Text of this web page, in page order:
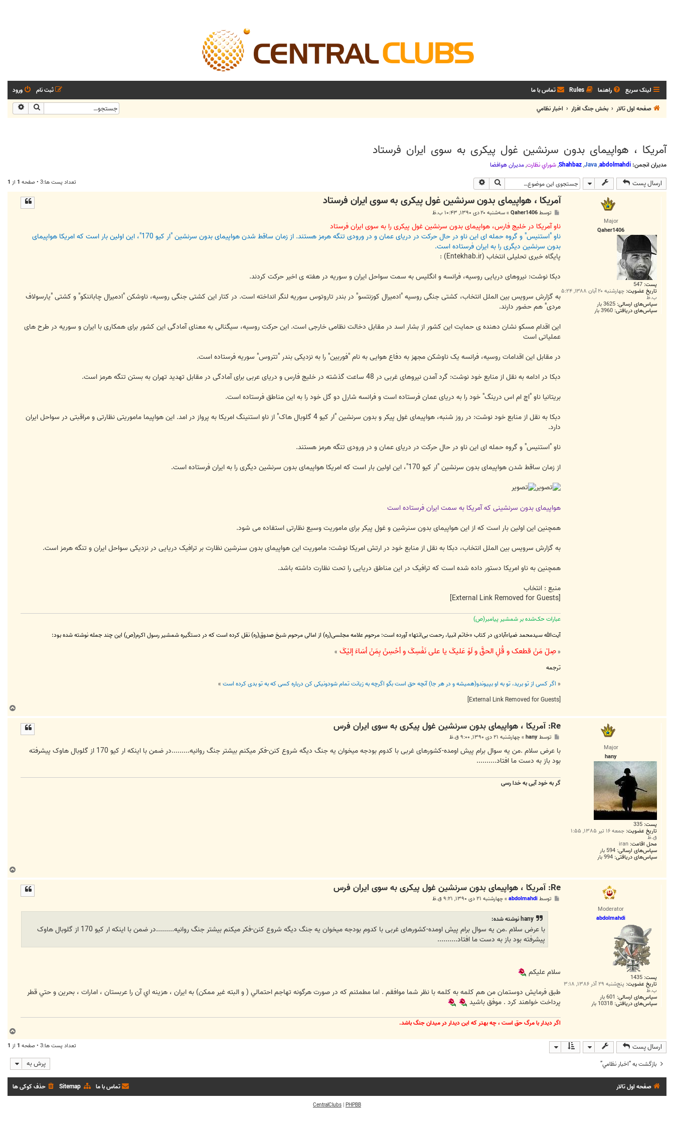
لینک سریع راهنما Rules تماس با ما ورود
ثبت نام
صفحه اول تالار
بخش جنگ افزار اخبار نظامي جستجو
آمریکا ، هواپیمای بدون سرنشین غول پیکری به سوی ایران فرستاد
مدیران انجمن: abdolmahdi
,
Java
,
Shahbaz
,شوراي نظارت,مديران هوافضا
ارسال پست جستجو تعداد پست ها:3 • صفحه 1 از 1
Major
Qaher1406
پست: 547
تاریخ عضویت: چهارشنبه ۲۰ آبان ۱۳۸۸, ۵:۲۴
ب.ظ
سپاس‌های ارسالی: 3625 بار
سپاس‌های دریافتی: 3960 بار
آمریکا ، هواپیمای بدون سرنشین غول پیکری به سوی ایران فرستاد
ت
توسطQaher1406
»سه‌شنبه ۲۰ دی ۱۳۹۰, ۱۰:۴۳ ب.ظ
ناو آمریکا در خلیج فارس، هواپیمای بدون سرنشین غول پیکری را به سوی ایران فرستاد
ناو "استنیس" و گروه حمله ای این ناو در حال حرکت در دریای عمان و در ورودی تنگه هرمز هستند. از زمان ساقط شدن هواپیمای بدون سرنشین "ار کیو 170"، این اولین بار است که امریکا هواپیمای
بدون سرنشین دیگری را به ایران فرستاده است.
پایگاه خبری تحلیلی انتخاب (Entekhab.ir) :
دبکا نوشت: نیروهای دریایی روسیه، فرانسه و انگلیس به سمت سواحل ایران و سوریه در هفته ی اخیر حرکت کردند.
به گزارش سرویس بین الملل انتخاب، کشتی جنگی روسیه "ادمیرال کوزنتسو" در بندر تاروتوس سوریه لنگر انداخته است. در کتار این کشتی جنگی روسیه، ناوشکن "ادمیرال چاباننکو" و کشتی "یارسولاف
مردی" هم حضور دارند.
این اقدام مسکو نشان دهنده ی حمایت این کشور از بشار اسد در مقابل دخالت نظامی خارجی است. این حرکت روسیه، سیگنالی به معنای آمادگی این کشور برای همکاری با ایران و سوریه در طرح های
عملیاتی است
در مقابل این اقدامات روسیه، فرانسه یک ناوشکن مجهز به دفاع هوایی به نام "فوربین" را به نزدیکی بندر "تتروس" سوریه فرستاده است.
دبکا در ادامه به نقل از منابع خود نوشت: گرد آمدن نیروهای غربی در 48 ساعت گذشته در خلیج فارس و دریای عربی برای آمادگی در مقابل تهدید تهران به بستن تنگه هرمز است.
بریتانیا ناو "اچ ام اس درینگ" خود را به دریای عمان فرستاده است و فرانسه شارل دو گل خود را به این مناطق فرستاده است.
دبکا به نقل از منابع خود نوشت: در روز شنبه، هواپیمای غول پیکر و بدون سرنشین "ار کیو 4 گلوبال هاک" از ناو استنینگ امریکا به پرواز در امد. این هواپیما ماموریتی نظارتی و مراقبتی در سواحل ایران
دارد.
ناو "استنیس" و گروه حمله ای این ناو در حال حرکت در دریای عمان و در ورودی تنگه هرمز هستند.
از زمان ساقط شدن هواپیمای بدون سرنشین "ار کیو 170"، این اولین بار است که امریکا هواپیمای بدون سرنشین دیگری را به ایران فرستاده است.
هواپیمای بدون سرنشینی که آمریکا به سمت ایران فرستاده است
همچنین این اولین بار است که از این هواپیمای بدون سنرشین و غول پیکر برای ماموریت وسیع نظارتی استفاده می شود.
به گزارش سرویس بین الملل انتخاب، دبکا به نقل از منابع خود در ارتش امریکا نوشت: ماموریت این هواپیمای بدون سنرشین نظارت بر ترافیک دریایی در نزدیکی سواحل ایران و تنگه هرمز است.
همچنین به ناو امریکا دستور داده شده است که ترافیک در این مناطق دریایی را تحت نظارت داشته باشد.
منبع : انتخاب
[External Link Removed for Guests]
عبارات حک‌شده بر شمشیر پیامبر(ص)
آیت‌الله سیدمحمد ضیاءآبادی در کتاب «خاتم انبیا، رحمت بی‌انتها» آورده است: مرحوم علامه مجلسی(ره) از امالی مرحوم شیخ صدوق(ره) نقل کرده است که در دستگیره شمشیر رسول اکرم(ص) این چند جمله نوشته شده بود:
« صِلْ مَنْ قطعک و قُلِ الحقَّ و لَوْ عَلیکَ یا علی نَفْسِکَ و أحْسِنْ بِمَنْ أسَاءَ إلیْکَ »
ترجمه
« اگر کسی از تو برید، تو به او بپیوندو(همیشه و در هر جا) آنچه حق است بگو اگرچه به زیانت تمام شودونیکی کن درباره کسی که به تو بدی کرده است »
[External Link Removed for Guests]
ا
Major
hany
پست: 335
تاریخ عضویت: جمعه ۱۶ تیر ۱۳۸۵, ۱:۵۵
ق.ظ
محل اقامت:
سپاس‌های ارسالی: 594 بار
سپاس‌های دریافتی: 994 بار
Re: آمریکا ، هواپیمای بدون سرنشین غول پیکری به سوی ایران فرس
ت
توسطhany
»چهارشنبه ۲۱ دی ۱۳۹۰, ۹:۰۰ ق.ظ
با عرض سلام .من یه سوال برام پیش اومده-کشورهای غربی با کدوم بودجه میخوان یه جنگ دیگه شروع کنن-فکر میکنم بیشتر جنگ روانیه.........در ضمن با اینکه ار کیو 170 از گلوبال هاوک پیشرفته
بود باز به دست ما افتاد..........
گر به خود آیی به خدا رسی
ا
Moderator
abdolmahdi
پست: 1435
تاریخ عضویت: پنج‌شنبه ۲۹ آذر ۱۳۸۶, ۳:۱۸
ب.ظ
سپاس‌های ارسالی: 601 بار
سپاس‌های دریافتی: 10318 بار
Re: آمریکا ، هواپیمای بدون سرنشین غول پیکری به سوی ایران فرس
توسطabdolmahdi
»چهارشنبه ۲۱ دی ۱۳۹۰, ۹:۲۱ ق.ظ
hany نوشته شده:
با عرض سلام .من یه سوال برام پیش اومده-کشورهای غربی با کدوم بودجه میخوان یه جنگ دیگه شروع کنن-فکر میکنم بیشتر جنگ روانیه.........در ضمن با اینکه ار کیو 170 از گلوبال هاوک
پیشرفته بود باز به دست ما افتاد..........
سلام عليكم
طبق فرمايش دوستمان من هم كلمه به كلمه با نظر شما موافقم . اما مطمئنم كه در صورت هرگونه تهاجم احتمالي ( و البته غير ممكن) به ايران ، هزينه اي آن را عربستان ، امارات ، بحرين و حتي قطر
پرداخت خواهند كرد . موفق باشيد
اگر ديدار با مرگ حق است ، چه بهتر كه اين ديدار در ميدان جنگ باشد.
ا
ارسال پست تعداد پست ها:3 • صفحه 1 از 1
بازگشت به “اخبار نظامي” پرش به
صفحه اول تالار حذف کوکی ها Sitemap تماس با ما
PHPBB
|
CentralClubs